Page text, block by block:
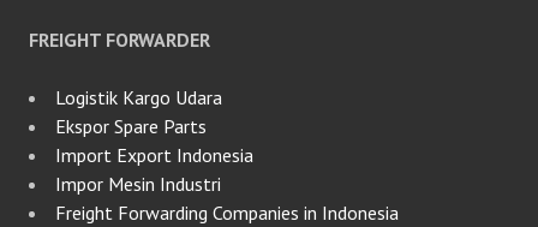
FREIGHT FORWARDER
Logistik Kargo Udara
Ekspor Spare Parts
Import Export Indonesia
Impor Mesin Industri
Freight Forwarding Companies in Indonesia